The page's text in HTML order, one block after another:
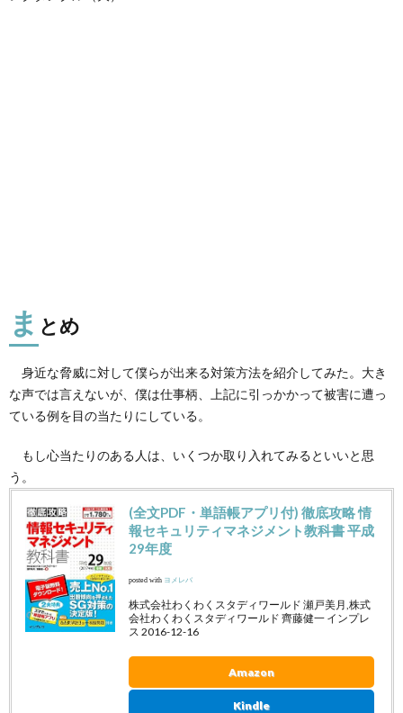
ま とめ
身近な脅威に対して僕らが出来る対策方法を紹介してみた。大き
な声では言えないが、僕は仕事柄、上記に引っかかって被害に遭っ
ている例を目の当たりにしている。
もし心当たりのある人は、いくつか取り入れてみるといいと思
う。
(全文PDF・単語帳アプリ付) 徹底攻略 情
報セキュリティマネジメント教科書 平成
29年度
posted with ヨメレバ
株式会社わくわくスタディワールド 瀬戸美月,株式
会社わくわくスタディワールド 齊藤健一 インプレ
ス 2016-12-16
Amazon
Kindle